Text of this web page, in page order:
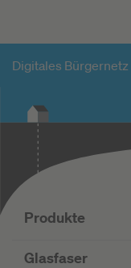
Digitales Bürgernetz
Produkte
Glasfaser